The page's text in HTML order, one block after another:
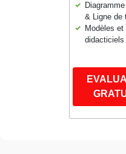
& Ligne de
Modèles et
didacticiels